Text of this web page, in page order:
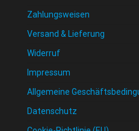
Zahlungsweisen
Versand & Lieferung
Widerruf
Impressum
Allgemeine
Datenschutz